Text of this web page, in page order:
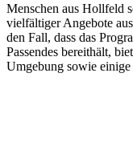
Menschen aus Hollfeld
vielfältiger Angebote
den Fall, dass das
Passendes bereithält,
Umgebung sowie